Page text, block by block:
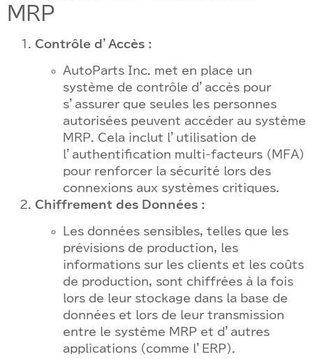
MRP
Contrôle d’Accès :
AutoParts Inc. met en place un
système de contrôle d’accès pour
s’assurer que seules les personnes
autorisées peuvent accéder au système
MRP. Cela inclut l’utilisation de
l’authentification multi-facteurs (MFA)
pour renforcer la sécurité lors des
connexions aux systèmes critiques.
Chiffrement des Données :
Les données sensibles, telles que les
prévisions de production, les
informations sur les clients et les coûts
de production, sont chiffrées à la fois
lors de leur stockage dans la base de
données et lors de leur transmission
entre le système MRP et d’autres
applications (comme l’ERP).